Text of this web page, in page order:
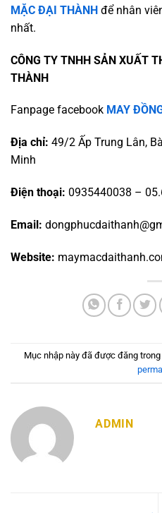
MẶC ĐẠI THÀNH để nhân
nhất.
CÔNG TY TNHH SẢN XUẤT
THÀNH
Fanpage facebook MAY
Địa chỉ: 49/2 Ấp Trung Lân,
Minh
Điện thoại: 0935440038 –
Email:
Website:
Mục nhập này đã được đăng trong
ADMIN